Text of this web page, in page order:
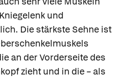
und
Die stärkste Sehne ist
an der Vorderseite des
zieht und in die – als